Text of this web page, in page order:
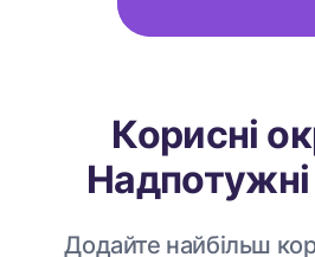
Корисні
Додайте найбільш